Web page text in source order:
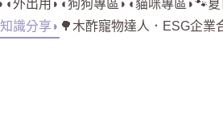
◖外出用◗ ◖狗狗專區◗ ◖貓咪專區◗🐾夏
識分享◗ 🌳木酢寵物達人．ESG企業